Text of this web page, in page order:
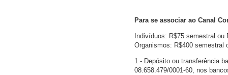
Para se associar ao Canal
Indivíduos: R$75 semestral ou
Organismos: R$400 semestral
1 - Depósito ou transferência
08.658.479/0001-60, nos